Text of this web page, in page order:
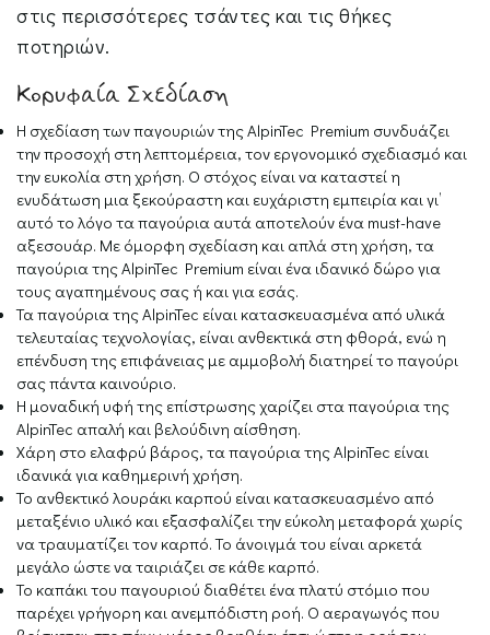
στις περισσότερες τσάντες και τις θήκες
ποτηριών.
Κορυφαία Σχεδίαση
Η σχεδίαση των παγουριών της AlpinTec Premium συνδυάζει
την προσοχή στη λεπτομέρεια, τον εργονομικό σχεδιασμό και
την ευκολία στη χρήση. Ο στόχος είναι να καταστεί η
ενυδάτωση μια ξεκούραστη και ευχάριστη εμπειρία και γι’
αυτό το λόγο τα παγούρια αυτά αποτελούν ένα must-have
αξεσουάρ. Με όμορφη σχεδίαση και απλά στη χρήση, τα
παγούρια της AlpinTec Premium είναι ένα ιδανικό δώρο για
τους αγαπημένους σας ή και για εσάς.
Τα παγούρια της AlpinTec είναι κατασκευασμένα από υλικά
τελευταίας τεχνολογίας, είναι ανθεκτικά στη φθορά, ενώ η
επένδυση της επιφάνειας με αμμοβολή διατηρεί το παγούρι
σας πάντα καινούριο.
Η μοναδική υφή της επίστρωσης χαρίζει στα παγούρια της
AlpinTec απαλή και βελούδινη αίσθηση.
Χάρη στο ελαφρύ βάρος, τα παγούρια της AlpinTec είναι
ιδανικά για καθημερινή χρήση.
To ανθεκτικό λουράκι καρπού είναι κατασκευασμένο από
μεταξένιο υλικό και εξασφαλίζει την εύκολη μεταφορά χωρίς
να τραυματίζει τον καρπό. Το άνοιγμά του είναι αρκετά
μεγάλο ώστε να ταιριάζει σε κάθε καρπό.
Το καπάκι του παγουριού διαθέτει ένα πλατύ στόμιο που
παρέχει γρήγορη και ανεμπόδιστη ροή. O αεραγωγός που